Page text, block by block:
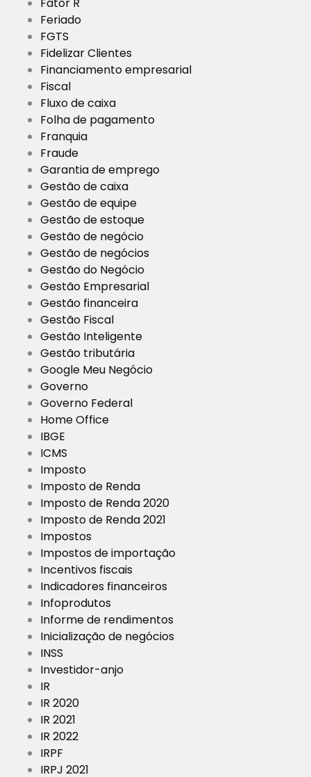
Feriado
FGTS
Fidelizar Clientes
Financiamento empresarial
Fiscal
Fluxo de caixa
Folha de pagamento
Franquia
Fraude
Garantia de emprego
Gestão de caixa
Gestão de equipe
Gestão de estoque
Gestão de negócio
Gestão de negócios
Gestão do Negócio
Gestão Empresarial
Gestão financeira
Gestão Fiscal
Gestão Inteligente
Gestão tributária
Google Meu Negócio
Governo
Governo Federal
Home Office
IBGE
ICMS
Imposto
Imposto de Renda
Imposto de Renda 2020
Imposto de Renda 2021
Impostos
Impostos de importação
Incentivos fiscais
Indicadores financeiros
Infoprodutos
Informe de rendimentos
Inicialização de negócios
INSS
Investidor-anjo
IR
IR 2020
IR 2021
IR 2022
IRPF
IRPJ 2021